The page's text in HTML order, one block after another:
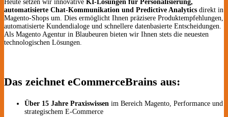
Heute setzen wir innovative KI-Lösungen für Personalisierung,
automatisierte Chat-Kommunikation und Predictive Analytics direkt in
Magento-Shops um. Dies ermöglicht Ihnen präzisere Produktempfehlungen,
automatisierte Kundendialoge und schnellere datenbasierte Entscheidungen.
Als Magento Agentur in Blaubeuren bieten wir Ihnen stets die neuesten
technologischen Lösungen.
Das zeichnet eCommerceBrains aus:
Über 15 Jahre Praxiswissen im Bereich Magento, Performance und
strategischem E-Commerce